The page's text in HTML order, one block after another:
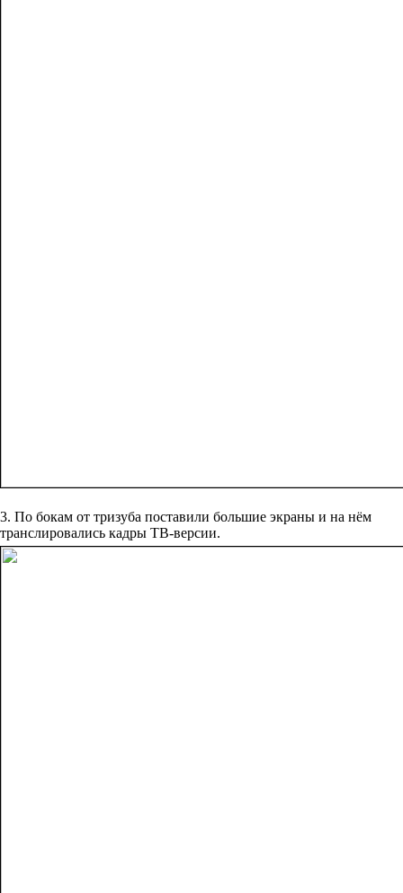
3. По бокам от тризуба поставили большие экраны и на нём
транслировались кадры ТВ-версии.